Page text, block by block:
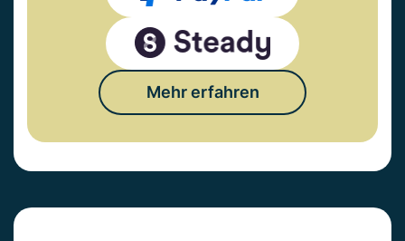
Mehr erfahren